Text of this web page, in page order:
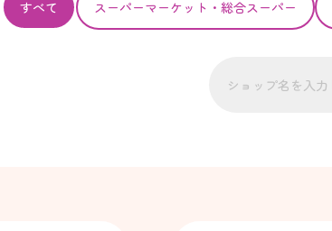
すべて スーパーマーケット・ 総合スーパー